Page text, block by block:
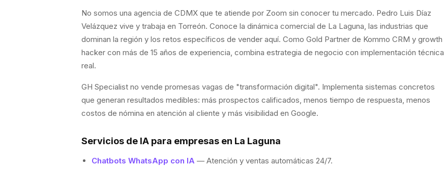
No somos una agencia de CDMX que te atiende por Zoom sin conocer tu mercado. Pedro Luis Díaz
Velázquez vive y trabaja en Torreón. Conoce la dinámica comercial de La Laguna, las industrias que
dominan la región y los retos específicos de vender aquí. Como Gold Partner de Kommo CRM y growth
hacker con más de 15 años de experiencia, combina estrategia de negocio con implementación técnica
real.
GH Specialist no vende promesas vagas de "transformación digital". Implementa sistemas concretos
que generan resultados medibles: más prospectos calificados, menos tiempo de respuesta, menos
costos de nómina en atención al cliente y más visibilidad en Google.
Servicios de IA para empresas en La Laguna
Chatbots WhatsApp con IA — Atención y ventas automáticas 24/7.